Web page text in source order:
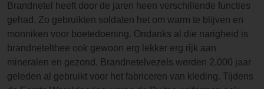
Brandnetel heeft door de jaren heen verschillende functies
gehad. Zo gebruikten soldaten het om warm te blijven en
monniken voor boetedoening. Ondanks al die narigheid is
brandnetelthee ook gewoon erg lekker erg rijk aan
mineralen en gezond. Brandnetelvezels werden 2.000 jaar
geleden al gebruikt voor het fabriceren van kleding. Tijdens